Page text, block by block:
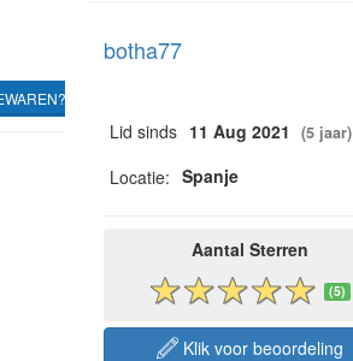
botha77
Lid sinds 11 Aug 2021 (5 jaar)
Locatie: Spanje
Aantal Sterren
(5)
Klik voor beoordeling